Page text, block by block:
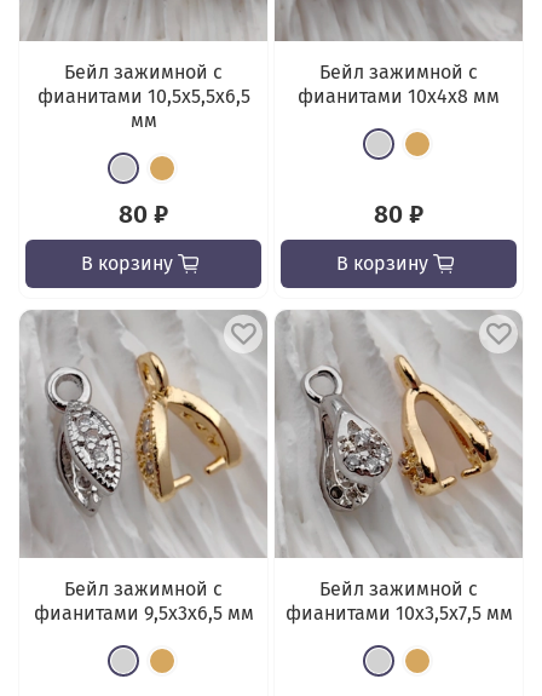
Бейл зажимной с
фианитами 10,5x5,5x6,5
мм
80 ₽
В корзину
Бейл зажимной с
фианитами 10x4x8 мм
80 ₽
В корзину
Бейл зажимной с
фианитами 9,5x3x6,5 мм
Бейл зажимной с
фианитами 10x3,5x7,5 мм